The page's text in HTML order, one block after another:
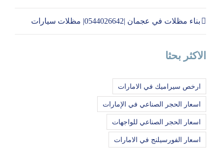
بناء مظلات في عجمان |0544026642| مظلات سيارات
الاكثر بحثا
ارخص سيراميك في الامارات
اسعار الحجر الصناعي في الإمارات
اسعار الحجر الصناعي للواجهات
اسعار الفورسيلنج في الامارات